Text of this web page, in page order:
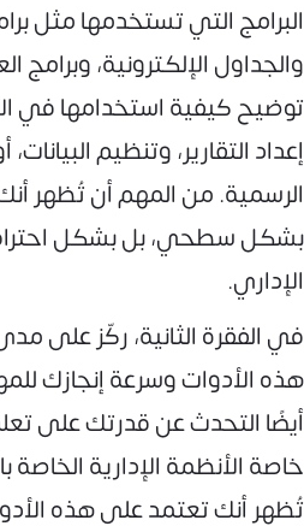
البرامج التي تستخدمها مثل
والجداول الإلكترونية، وبرامج
توضيح كيفية استخدامها في
إعداد التقارير، وتنظيم
الرسمية. من المهم أن تُظهر
بشكل سطحي، بل بشكل
الإداري.
في الفقرة الثانية، ركّز على
هذه الأدوات وسرعة إنجازك
أيضًا التحدث عن قدرتك على
خاصة الأنظمة الإدارية
تُظهر أنك تعتمد على هذه